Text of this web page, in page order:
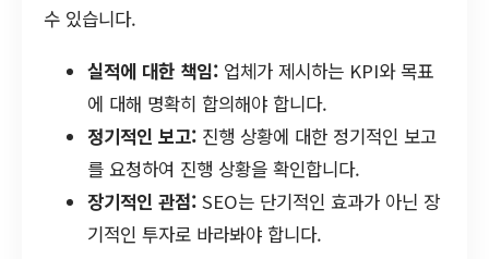
수 있습니다.
실적에 대한 책임: 업체가 제시하는 KPI와 목표
에 대해 명확히 합의해야 합니다.
정기적인 보고: 진행 상황에 대한 정기적인 보고
를 요청하여 진행 상황을 확인합니다.
장기적인 관점: SEO는 단기적인 효과가 아닌 장
기적인 투자로 바라봐야 합니다.